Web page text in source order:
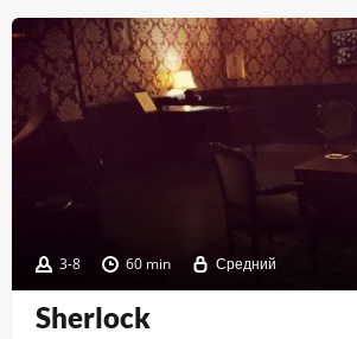
3-8 60 min Средний
Sherlock